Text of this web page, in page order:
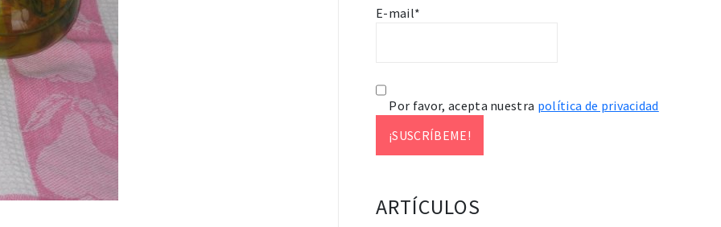
E-mail*
Por favor, acepta nuestra política de privacidad
ARTÍCULOS